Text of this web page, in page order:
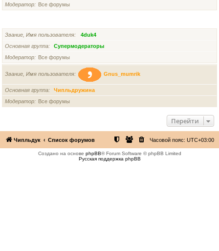
Модератор
Все форумы
Звание, Имя пользователя
4duk4
Основная группа
Супермодераторы
Модератор
Все форумы
Звание, Имя пользователя Gnus_mumrik
Основная группа
Чипльдружина
Модератор
Все форумы
Перейти
Чипльдук Список форумов Часовой пояс: UTC+03:00
Создано на основе phpBB® Forum Software © phpBB Limited
Русская поддержка phpBB